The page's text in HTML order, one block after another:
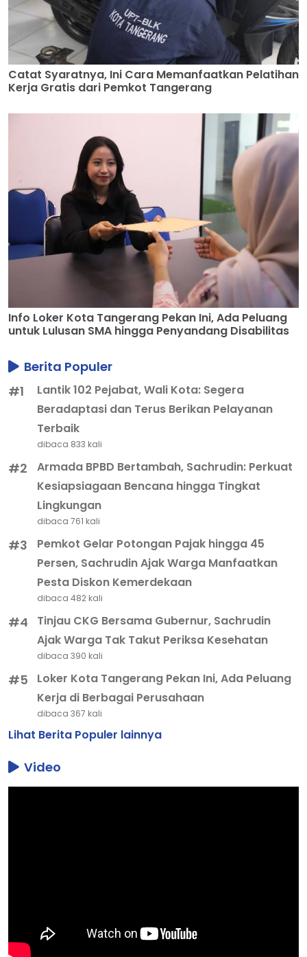
Catat Syaratnya, Ini Cara Memanfaatkan Pelatihan
Kerja Gratis dari Pemkot Tangerang
Info Loker Kota Tangerang Pekan Ini, Ada Peluang
untuk Lulusan SMA hingga Penyandang Disabilitas
Berita Populer
#1
Lantik 102 Pejabat, Wali Kota: Segera
Beradaptasi dan Terus Berikan Pelayanan
Terbaik
dibaca 833 kali
#2
Armada BPBD Bertambah, Sachrudin: Perkuat
Kesiapsiagaan Bencana hingga Tingkat
Lingkungan
dibaca 761 kali
#3
Pemkot Gelar Potongan Pajak hingga 45
Persen, Sachrudin Ajak Warga Manfaatkan
Pesta Diskon Kemerdekaan
dibaca 482 kali
#4
Tinjau CKG Bersama Gubernur, Sachrudin
Ajak Warga Tak Takut Periksa Kesehatan
dibaca 390 kali
#5
Loker Kota Tangerang Pekan Ini, Ada Peluang
Kerja di Berbagai Perusahaan
dibaca 367 kali
Lihat Berita Populer lainnya
Video